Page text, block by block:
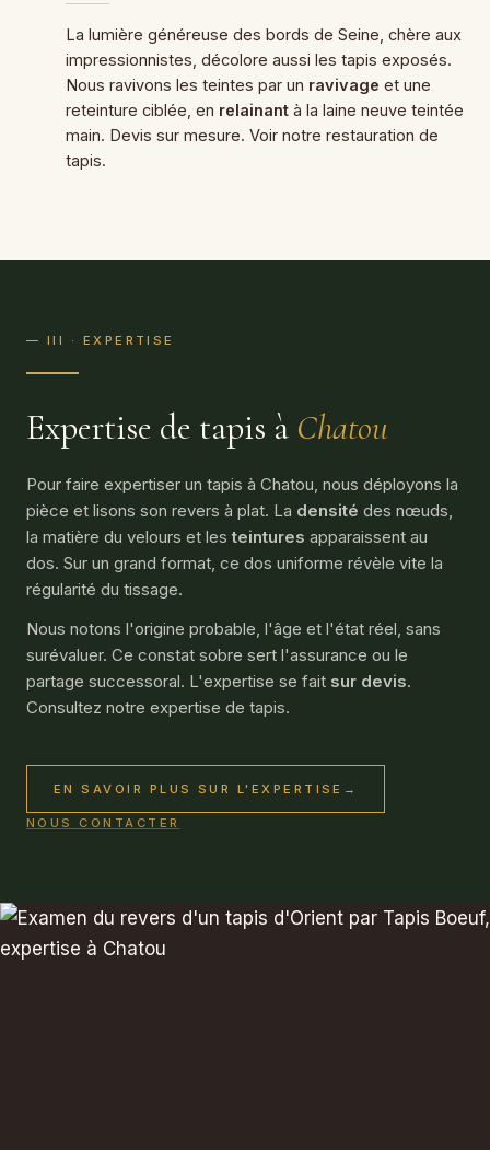
La lumière généreuse des bords de Seine, chère aux
impressionnistes, décolore aussi les tapis exposés.
Nous ravivons les teintes par un ravivage et une
reteinture ciblée, en relainant à la laine neuve teintée
main. Devis sur mesure. Voir notre restauration de
tapis.
— III · EXPERTISE
Expertise de tapis à Chatou
Pour faire expertiser un tapis à Chatou, nous déployons la
pièce et lisons son revers à plat. La densité des nœuds,
la matière du velours et lesteintures apparaissent au
dos. Sur un grand format, ce dos uniforme révèle vite la
régularité du tissage.
Nous notons l'origine probable, l'âge et l'état réel, sans
surévaluer. Ce constat sobre sert l'assurance ou le
partage successoral. L'expertise se fait sur devis.
Consultez notre expertise de tapis.
EN SAVOIR PLUS SUR L'EXPERTISE →
NOUS CONTACTER